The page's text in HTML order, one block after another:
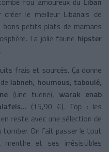
le meilleur Libanais de
bons petits plats de mamans
La jolie faune hipster
frais et sourcés. Ça donne
labneh, houmous, taboulé,
(une tuerie), warak enab
… (15,90 €). Top : les
reste avec une sélection de
tomber. On fait passer le tout
et ses irrésistibles